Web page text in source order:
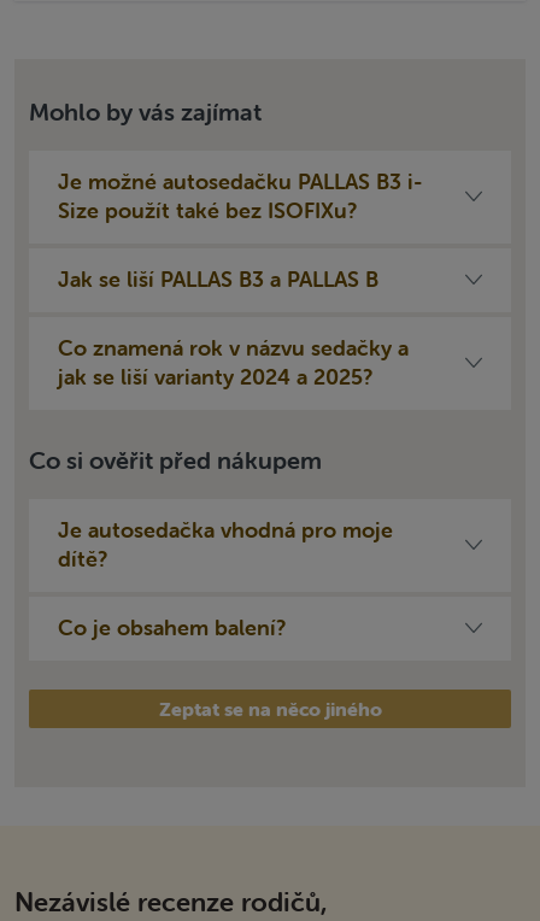
Mohlo by vás zajímat
Je možné autosedačku PALLAS B3 i-
Size použít také bez ISOFIXu?
Jak se liší PALLAS B3 a PALLAS B
Co znamená rok v názvu sedačky a
jak se liší varianty 2024 a 2025?
Co si ověřit před nákupem
Je autosedačka vhodná pro moje
dítě?
Co je obsahem balení?
Zeptat se na něco jiného
Nezávislé recenze rodičů,